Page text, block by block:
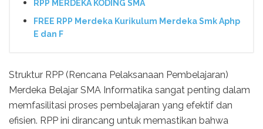
RPP MERDEKA KODING SMA
FREE RPP Merdeka Kurikulum Merdeka Smk Aphp
E dan F
Struktur RPP (Rencana Pelaksanaan Pembelajaran)
Merdeka Belajar SMA Informatika sangat penting dalam
memfasilitasi proses pembelajaran yang efektif dan
efisien. RPP ini dirancang untuk memastikan bahwa